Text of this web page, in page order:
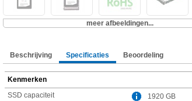
meer afbeeldingen...
Beschrijving Specificaties Beoordeling
Kenmerken
SSD capaciteit
1920 GB